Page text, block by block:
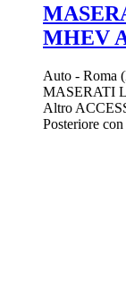
MHEV
Auto - Roma
MASERATI
Altro
Posteriore